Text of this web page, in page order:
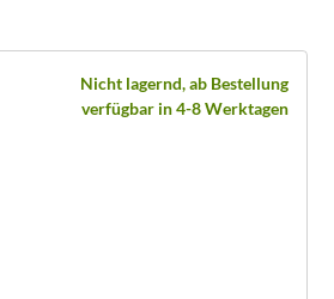
Nicht lagernd, ab Bestellung
verfügbar in 4-8 Werktagen